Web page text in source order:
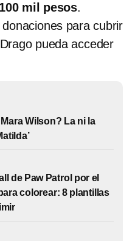
mil pesos.
para cubrir
pueda acceder
Wilson? La ni la
de Paw Patrol por el
colorear: 8 plantillas